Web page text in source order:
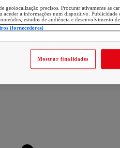
geolocalização precisos. Procurar ativamente as
aceder a informações num dispositivo. Publicidade
estudos de audiência e desenvolvimento
(fornecedores)
Mostrar finalidades